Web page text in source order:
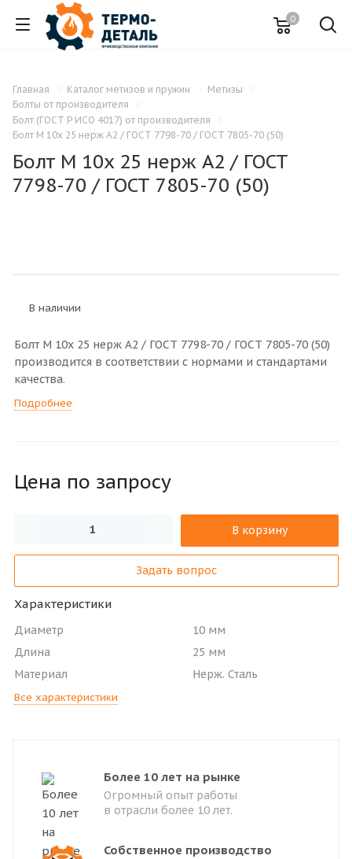
0
Главная Каталог метизов и пружин
Метизы
Болты от производителя
Болт (ГОСТ Р ИСО 4017) от производителя
Болт M 10x 25 нерж A2 / ГОСТ 7798-70 / ГОСТ 7805-70 (50)
Болт M 10x 25 нерж A2 / ГОСТ
7798-70 / ГОСТ 7805-70 (50)
В наличии
Болт M 10x 25 нерж A2 / ГОСТ 7798-70 / ГОСТ 7805-70 (50)
производится в соответствии с нормами и стандартами
качества.
Подробнее
Цена по запросу
В корзину
Задать вопрос
Характеристики
Диаметр
10 мм
Длина
25 мм
Материал
Нерж. Сталь
Все характеристики
Более 10 лет на рынке
Огромный опыт работы
в отрасли более 10 лет.
Собственное производство